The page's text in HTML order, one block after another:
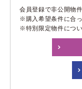
会員登録で非公開物
※購入希望条件に合
※特別限定物件につ